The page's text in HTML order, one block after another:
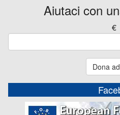
Aiutaci con
€
Dona